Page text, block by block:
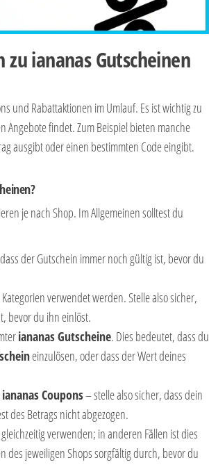
iananas Gutscheinen
und Rabattaktionen im Umlauf. Es ist wichtig zu
Angebote findet. Zum Beispiel bieten manche
ausgibt oder einen bestimmten Code eingibt.
je nach Shop. Im Allgemeinen solltest du
der Gutschein immer noch gültig ist, bevor du
verwendet werden. Stelle also sicher,
bevor du ihn einlöst.
iananas Gutscheine. Dies bedeutet, dass du
einzulösen, oder dass der Wert deines
iananas Coupons– stelle also sicher, dass dein
des Betrags nicht abgezogen.
verwenden; in anderen Fällen ist dies
des jeweiligen Shops sorgfältig durch, bevor du